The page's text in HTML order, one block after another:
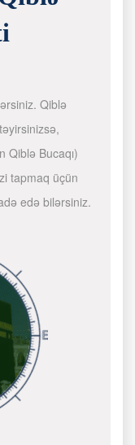
Qiblə
Qiblə Bucaqı)
tapmaq üçün
edə bilərsiniz.